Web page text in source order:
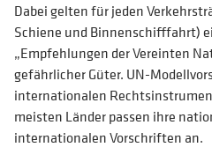
Dabei gelten für jeden
Schiene und Binnenschifffahrt)
„Empfehlungen der Vereinten
gefährlicher Güter. UN-
internationalen
meisten Länder passen ihre
internationalen Vorschriften an.